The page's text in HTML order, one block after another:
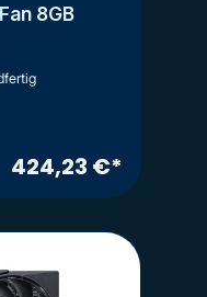
424,23 €*